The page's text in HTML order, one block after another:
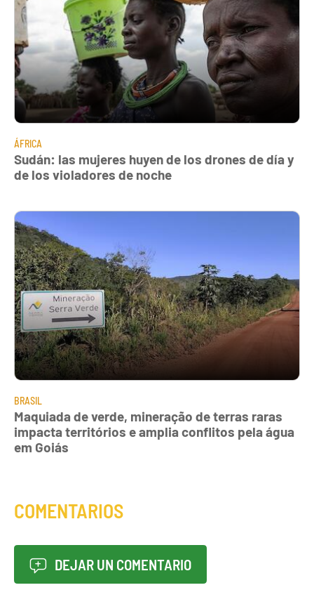
ÁFRICA
Sudán: las mujeres huyen de los drones de día y
de los violadores de noche
BRASIL
Maquiada de verde, mineração de terras raras
impacta territórios e amplia conflitos pela água
em Goiás
COMENTARIOS
DEJAR UN COMENTARIO